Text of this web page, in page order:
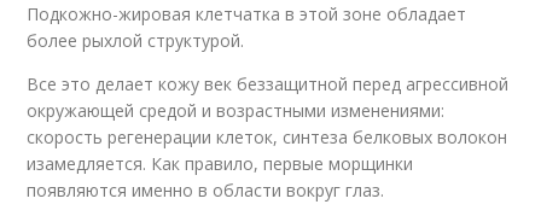
Подкожно-жировая клетчатка в этой зоне обладает
более рыхлой структурой.
Все это делает кожу век беззащитной перед агрессивной
окружающей средой и возрастными изменениями:
скорость регенерации клеток, синтеза белковых волокон
изамедляется. Как правило, первые морщинки
появляются именно в области вокруг глаз.